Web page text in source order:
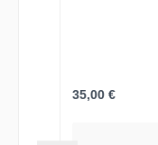
Regulärer Preis:
35,00 €